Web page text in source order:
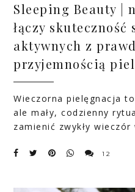
Sleeping Beauty |
łączy skuteczność
aktywnych z
przyjemnością
Wieczorna pielęgnacja
ale mały, codzienny
zamienić zwykły
12